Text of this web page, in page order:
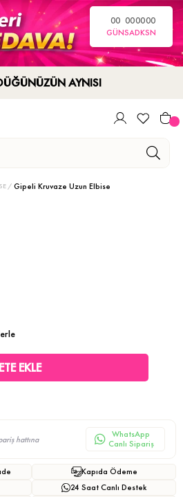
00
GÜN
00
SA
00
DK
00
SN
AYNISI
Gipeli Kruvaze Uzun Elbise
hattına
WhatsApp
Canlı Sipariş
Kapıda Ödeme
24 Saat Canlı Destek